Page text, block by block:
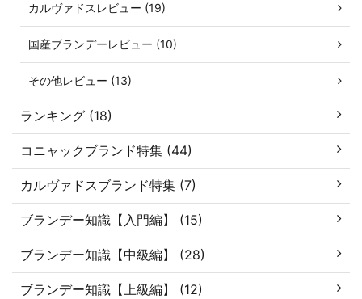
カルヴァドスレビュー (19)
国産ブランデーレビュー (10)
その他レビュー (13)
ランキング (18)
コニャックブランド特集 (44)
カルヴァドスブランド特集 (7)
ブランデー知識【入門編】 (15)
ブランデー知識【中級編】 (28)
ブランデー知識【上級編】 (12)